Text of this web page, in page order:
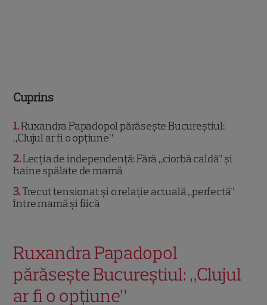
Cuprins
1 Ruxandra Papadopol părăsește Bucureștiul:
„Clujul ar fi o opțiune”
2 Lecția de independență: Fără „ciorbă caldă” și
haine spălate de mamă
3 Trecut tensionat și o relație actuală „perfectă”
între mamă și fiică
Ruxandra Papadopol
părăsește Bucureștiul: „Clujul
ar fi o opțiune”